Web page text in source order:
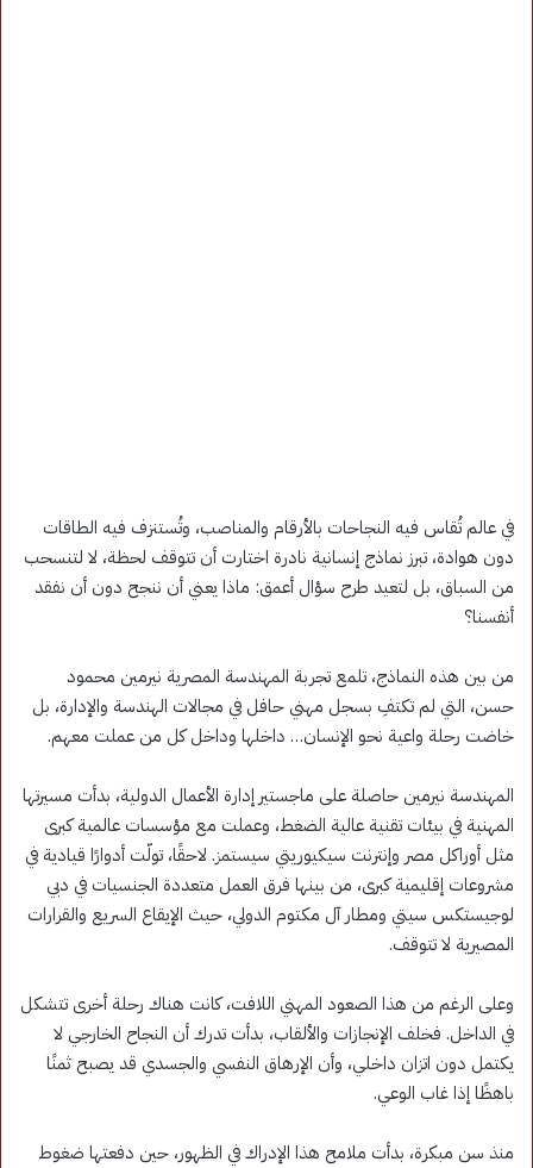
في عالم تُقاس فيه النجاحات بالأرقام والمناصب، وتُستنزف فيه الطاقات
دون هوادة، تبرز نماذج إنسانية نادرة اختارت أن تتوقف لحظة، لا لتنسحب
من السباق، بل لتعيد طرح سؤال أعمق: ماذا يعني أن ننجح دون أن نفقد
أنفسنا؟
من بين هذه النماذج، تلمع تجربة المهندسة المصرية نيرمين محمود
حسن، التي لم تكتفِ بسجل مهني حافل في مجالات الهندسة والإدارة، بل
خاضت رحلة واعية نحو الإنسان… داخلها وداخل كل من عملت معهم.
المهندسة نيرمين حاصلة على ماجستير إدارة الأعمال الدولية، بدأت مسيرتها
المهنية في بيئات تقنية عالية الضغط، وعملت مع مؤسسات عالمية كبرى
مثل أوراكل مصر وإنترنت سيكيوريتي سيستمز. لاحقًا، تولّت أدوارًا قيادية في
مشروعات إقليمية كبرى، من بينها فرق العمل متعددة الجنسيات في دبي
لوجيستكس سيتي ومطار آل مكتوم الدولي، حيث الإيقاع السريع والقرارات
المصيرية لا تتوقف.
وعلى الرغم من هذا الصعود المهني اللافت، كانت هناك رحلة أخرى تتشكل
في الداخل. فخلف الإنجازات والألقاب، بدأت تدرك أن النجاح الخارجي لا
يكتمل دون اتزان داخلي، وأن الإرهاق النفسي والجسدي قد يصبح ثمنًا
باهظًا إذا غاب الوعي.
منذ سن مبكرة، بدأت ملامح هذا الإدراك في الظهور، حين دفعتها ضغوط